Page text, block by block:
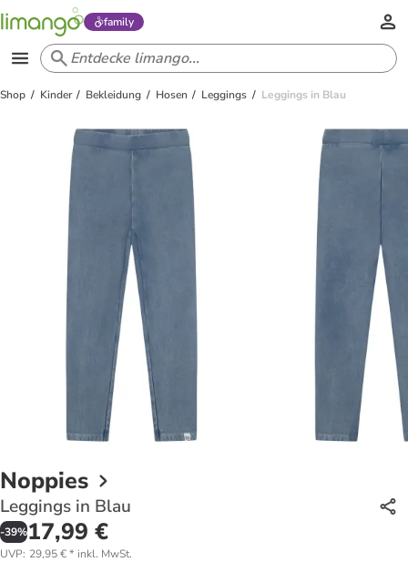
family
Shop Kinder Bekleidung Hosen Leggings Leggings in Blau
Noppies
Leggings in Blau
-39%17,99 €
UVP: 29,95 €* inkl. MwSt.